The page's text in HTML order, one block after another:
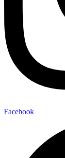
Facebook